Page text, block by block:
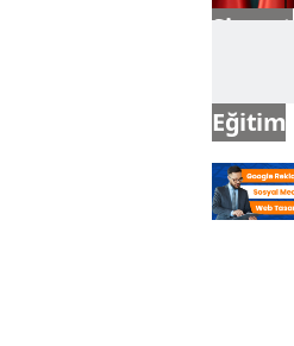
Siyaset
Eğitim